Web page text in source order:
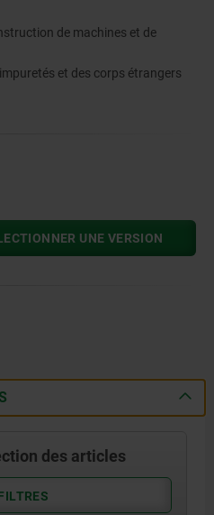
de machines et de
et des corps étrangers
UNE VERSION
des articles